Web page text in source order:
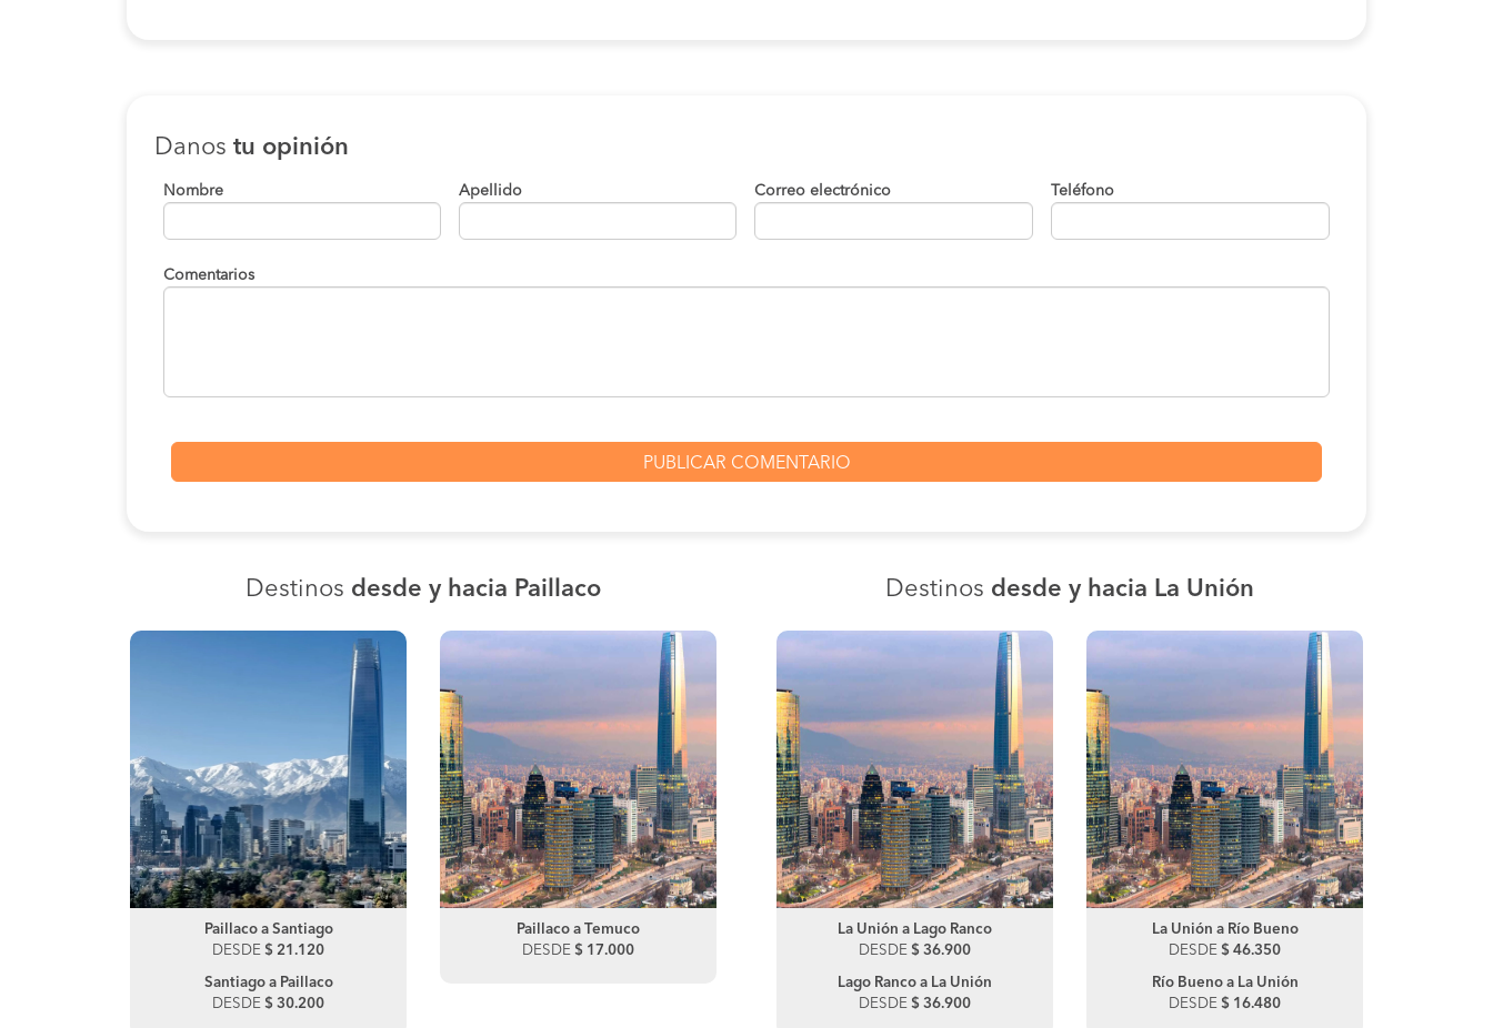
Danos tu opinión
Nombre Apellido Correo electrónico Teléfono
Comentarios
Destinos desde y hacia Paillaco
Paillaco a Santiago
DESDE $ 21.120
Santiago a Paillaco
DESDE $ 30.200
Paillaco a Temuco
DESDE $ 17.000
Paillaco a Lautaro
DESDE$ 17.000
Paillaco a Santiago
DESDE$ 21.120
Santiago a Paillaco
DESDE$ 30.200
Destinos desde y hacia La Unión
La Unión a Río Bueno
DESDE $ 46.350
Río Bueno a La Unión
DESDE$ 16.480
La Unión a Osorno
DESDE$ 46.350
La Unión a Lago Ranco
DESDE $ 36.900
Lago Ranco a La Unión
DESDE $ 36.900
La Unión a Río Bueno
DESDE $ 46.350
Río Bueno a La Unión
DESDE $ 16.480